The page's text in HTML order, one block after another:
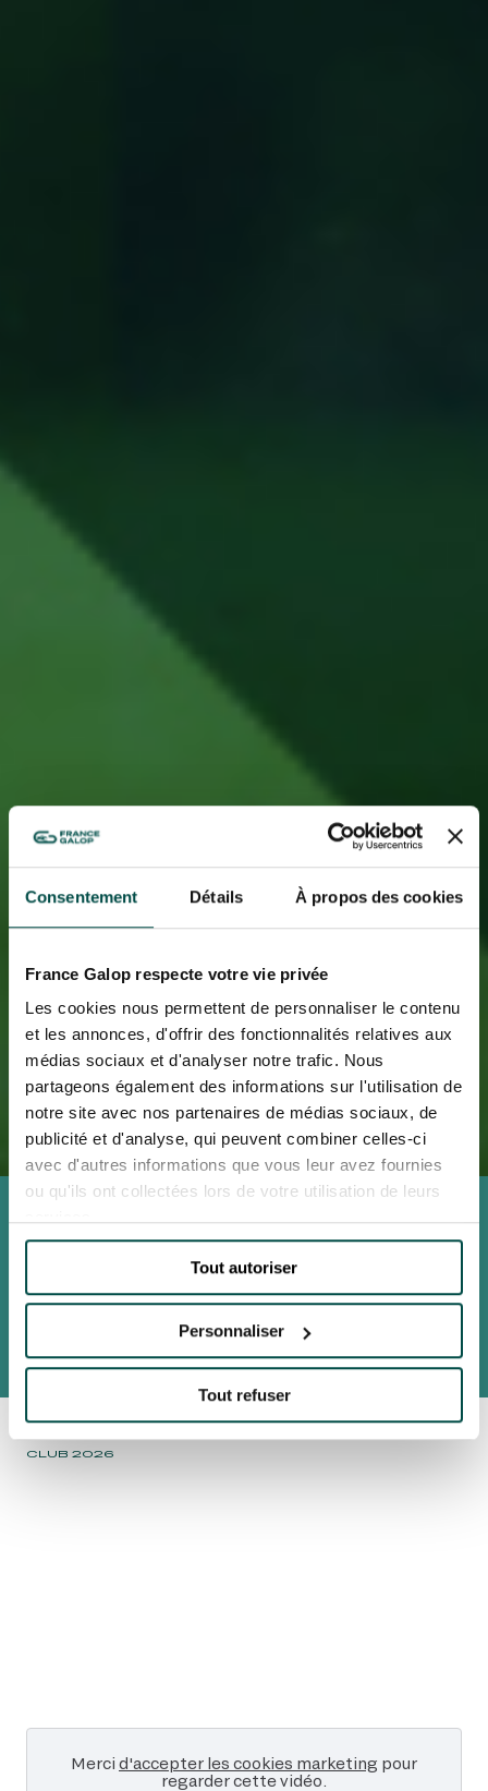
Consentement Détails À propos des cookies
France Galop respecte votre vie privée
Les cookies nous permettent de personnaliser le contenu
et les annonces, d'offrir des fonctionnalités relatives aux
médias sociaux et d'analyser notre trafic. Nous
partageons également des informations sur l'utilisation de
notre site avec nos partenaires de médias sociaux, de
publicité et d'analyse, qui peuvent combiner celles-ci
avec d'autres informations que vous leur avez fournies
ou qu'ils ont collectées lors de votre utilisation de leurs
Tout autoriser
Personnaliser
Tout refuser
QATAR PRIX DU JOCKEY CLUB
Rendez-vous en 2027
Hippodrome de CHANTILLY
ALERTE BILLETTERIE
ALERTE BILLETTERIE
OFFRES BILLETTERIE ANIMATIONS GRATUITES HORAIRES COURSES
CLUB 2026
Merci d'accepter les cookies marketing pour
regarder cette vidéo.